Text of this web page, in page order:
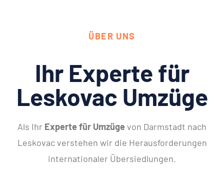
ÜBER UNS
Ihr Experte für
Leskovac Umzüge
Als Ihr Experte für Umzüge von Darmstadt nach
Leskovac verstehen wir die Herausforderungen
internationaler Übersiedlungen.